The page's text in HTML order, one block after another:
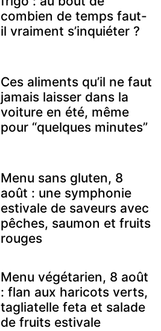
combien de temps faut-
il vraiment s’inquiéter ?
Ces aliments qu’il ne faut
jamais laisser dans la
voiture en été, même
pour “quelques minutes”
Menu sans gluten, 8
août : une symphonie
estivale de saveurs avec
pêches, saumon et fruits
rouges
Menu végétarien, 8 août
: flan aux haricots verts,
tagliatelle feta et salade
de fruits estivale